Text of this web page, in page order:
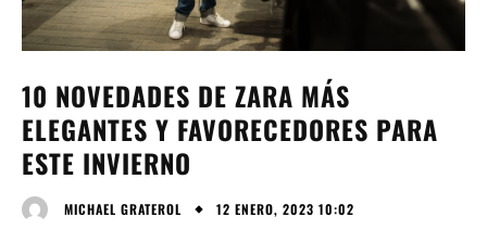
10 NOVEDADES DE ZARA MÁS
ELEGANTES Y FAVORECEDORES PARA
ESTE INVIERNO
MICHAEL GRATEROL 12 ENERO, 2023 10:02